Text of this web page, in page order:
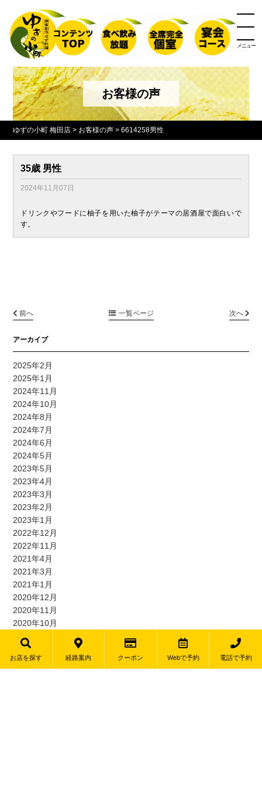
メニュー
お客様の声
ゆずの小町 梅田店 > お客様の声 >6614258男性
35歳 男性
2024年11月07日
ドリンクやフードに柚子を用いた柚子がテーマの居酒屋で面白いで
す。
前へ 一覧ページ 次へ
アーカイブ
2025年2月
2025年1月
2024年11月
2024年10月
2024年8月
2024年7月
2024年6月
2024年5月
2023年5月
2023年4月
2023年3月
2023年2月
2023年1月
2022年12月
2022年11月
2021年4月
2021年3月
2021年1月
2020年12月
2020年11月
2020年10月
2020年3月
2020年2月
2019年12月
お店を探す 経路案内 クーポン Webで予約 電話で予約